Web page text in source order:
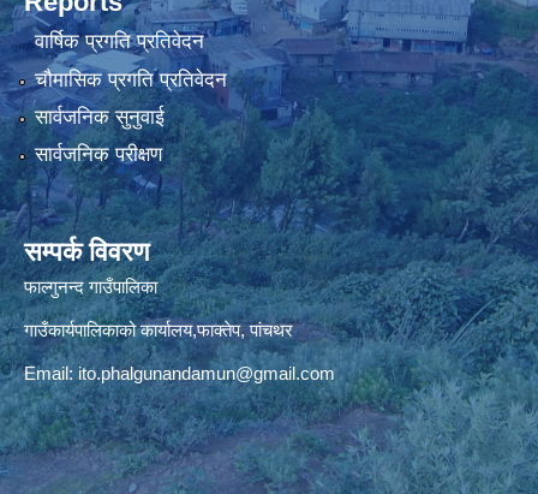
वार्षिक प्रगति प्रतिवेदन
चौमासिक प्रगति प्रतिवेदन
सार्वजनिक सुनुवाई
सार्वजनिक परीक्षण
सम्पर्क विवरण
फाल्गुनन्द गाउँपालिका
गाउँकार्यपालिकाको कार्यालय,फाक्तेप, पांचथर
Email: ito.phalgunandamun@gmail.com